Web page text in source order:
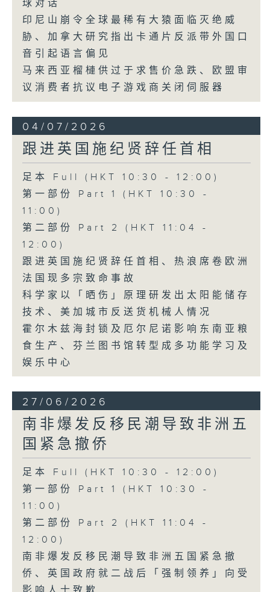
球对话
印尼山崩令全球最稀有大猿面临灭绝威
胁、加拿大研究指出卡通片反派带外国口
音引起语言偏见
马来西亚榴槤供过于求售价急跌、欧盟审
议消费者抗议电子游戏商关闭伺服器
04/07/2026
跟进英国施纪贤辞任首相
足本 Full (HKT 10:30 - 12:00)
第一部份 Part 1 (HKT 10:30 -
11:00)
第二部份 Part 2 (HKT 11:04 -
12:00)
跟进英国施纪贤辞任首相、热浪席卷欧洲
法国现多宗致命事故
科学家以「晒伤」原理研发出太阳能储存
技术、美加城市反送货机械人情况
霍尔木兹海封锁及厄尔尼诺影响东南亚粮
食生产、芬兰图书馆转型成多功能学习及
娱乐中心
27/06/2026
南非爆发反移民潮导致非洲五
国紧急撤侨
足本 Full (HKT 10:30 - 12:00)
第一部份 Part 1 (HKT 10:30 -
11:00)
第二部份 Part 2 (HKT 11:04 -
12:00)
南非爆发反移民潮导致非洲五国紧急撤
侨、英国政府就二战后「强制领养」向受